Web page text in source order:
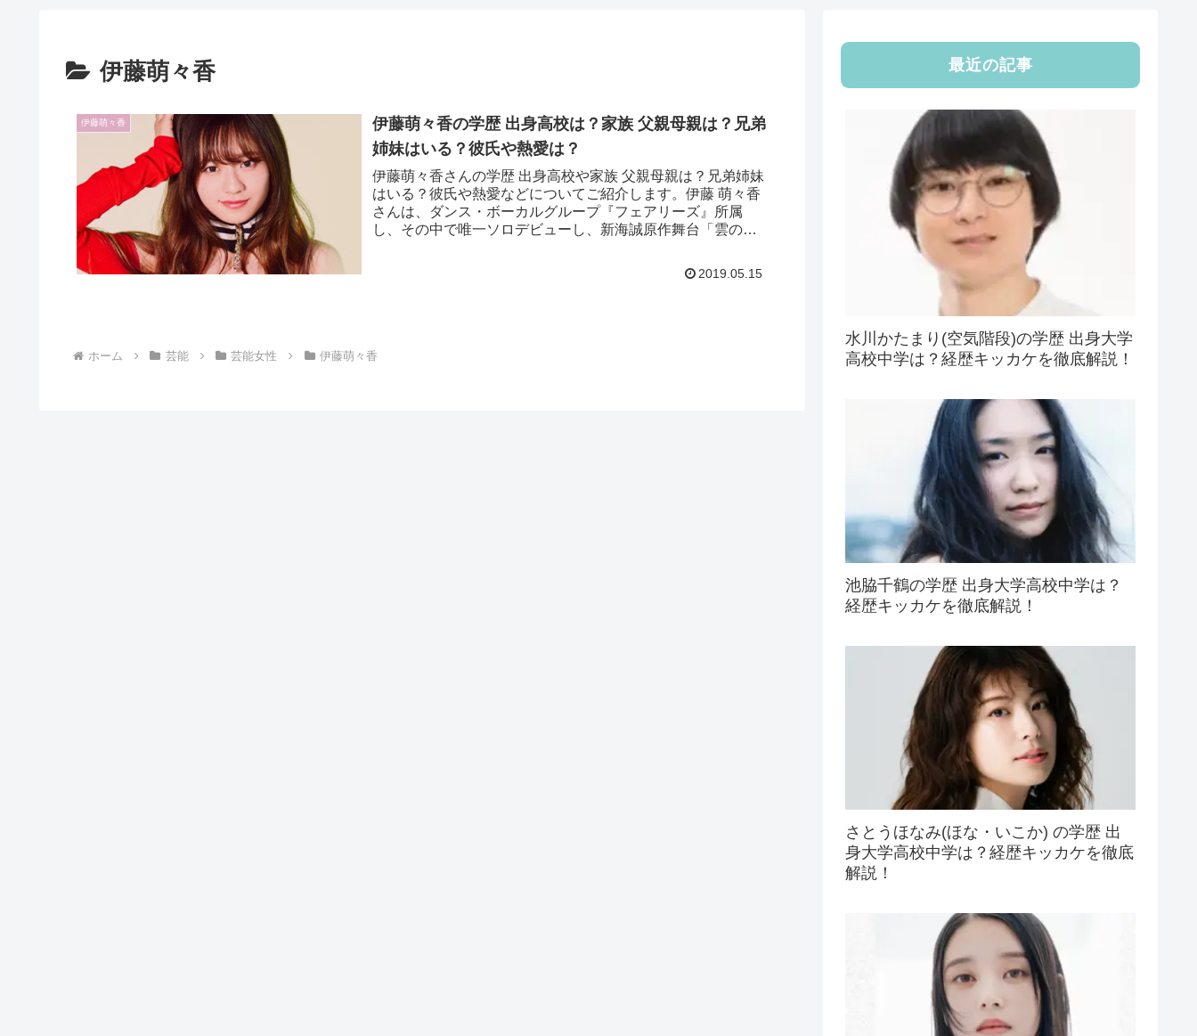
伊藤萌々香
伊藤萌々香
伊藤萌々香の学歴 出身高校は？家族 父親母親は？兄弟
姉妹はいる？彼氏や熱愛は？
伊藤萌々香さんの学歴 出身高校や家族 父親母親は？兄弟姉妹
はいる？彼氏や熱愛などについてご紹介します。伊藤 萌々香
さんは、ダンス・ボーカルグループ『フェアリーズ』所属
し、その中で唯一ソロデビューし、新海誠原作舞台「雲のむ
2019.05.15
ホーム 芸能 芸能女性 伊藤萌々香
最近の記事
水川かたまり(空気階段)の学歴 出身大学
高校中学は？経歴キッカケを徹底解説！
池脇千鶴の学歴 出身大学高校中学は？
経歴キッカケを徹底解説！
さとうほなみ(ほな・いこか) の学歴 出
身大学高校中学は？経歴キッカケを徹底
解説！